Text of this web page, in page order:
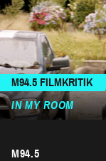
M94.5 FILMKRITIK
IN MY ROOM
M94.5